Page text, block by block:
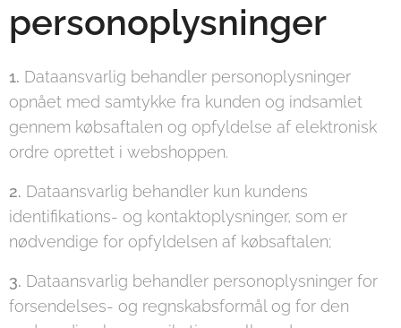
personoplysninger
1. Dataansvarlig behandler personoplysninger
opnået med samtykke fra kunden og indsamlet
gennem købsaftalen og opfyldelse af elektronisk
ordre oprettet i webshoppen.
2. Dataansvarlig behandler kun kundens
identifikations- og kontaktoplysninger, som er
nødvendige for opfyldelsen af købsaftalen;
3. Dataansvarlig behandler personoplysninger for
forsendelses- og regnskabsformål og for den